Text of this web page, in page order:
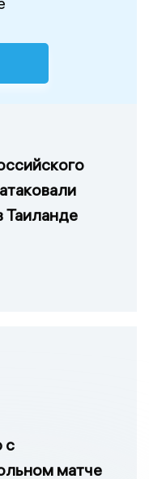
Таиланде
с
матче